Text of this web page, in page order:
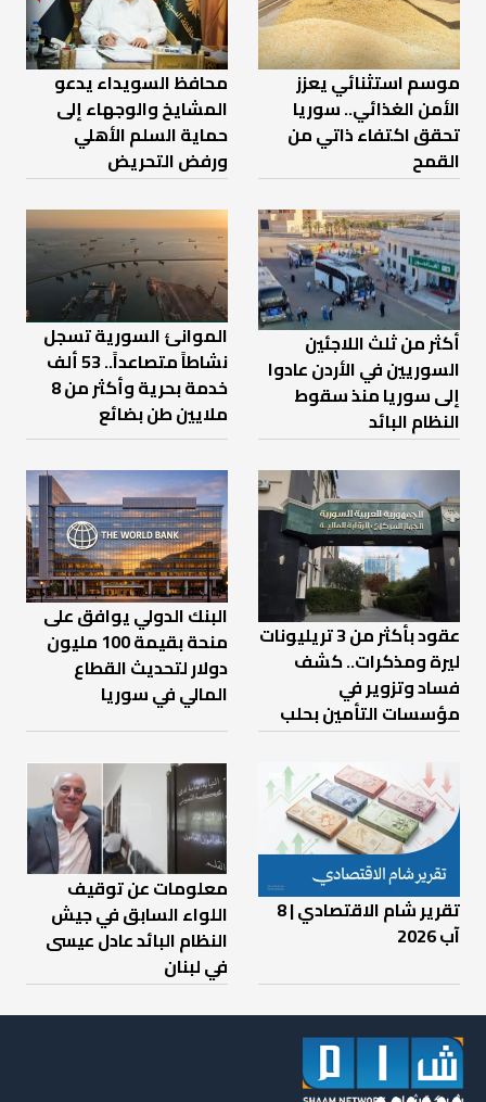
موسم استثنائي يعزز
الأمن الغذائي.. سوريا
تحقق اكتفاء ذاتي من
القمح
محافظ السويداء يدعو
المشايخ والوجهاء إلى
حماية السلم الأهلي
ورفض التحريض
أكثر من ثلث اللاجئين
السوريين في الأردن عادوا
إلى سوريا منذ سقوط
النظام البائد
الموانئ السورية تسجل
نشاطاً متصاعداً.. 53 ألف
خدمة بحرية وأكثر من 8
ملايين طن بضائع
عقود بأكثر من 3 تريليونات
ليرة ومذكرات.. كشف
فساد وتزوير في
مؤسسات التأمين بحلب
البنك الدولي يوافق على
منحة بقيمة 100 مليون
دولار لتحديث القطاع
المالي في سوريا
تقرير شام الاقتصادي | 8
آب 2026
معلومات عن توقيف
اللواء السابق في جيش
النظام البائد عادل عيسى
في لبنان